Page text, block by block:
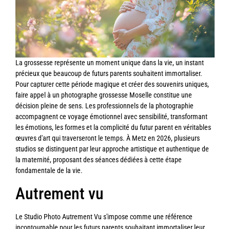
La grossesse représente un moment unique dans la vie, un instant
précieux que beaucoup de futurs parents souhaitent immortaliser.
Pour capturer cette période magique et créer des souvenirs uniques,
faire appel à un photographe grossesse Moselle constitue une
décision pleine de sens. Les professionnels de la photographie
accompagnent ce voyage émotionnel avec sensibilité, transformant
les émotions, les formes et la complicité du futur parent en véritables
œuvres d'art qui traverseront le temps. À Metz en 2026, plusieurs
studios se distinguent par leur approche artistique et authentique de
la maternité, proposant des séances dédiées à cette étape
fondamentale de la vie.
Autrement vu
Le Studio Photo Autrement Vu s'impose comme une référence
incontournable pour les futurs parents souhaitant immortaliser leur